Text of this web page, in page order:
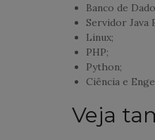
Banco de
Servidor Java
Linux;
PHP;
Python;
Ciência e
Veja